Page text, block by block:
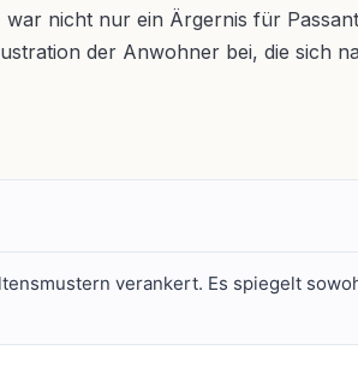
nicht nur ein Ärgernis für
der Anwohner bei, die sich
verankert. Es spiegelt